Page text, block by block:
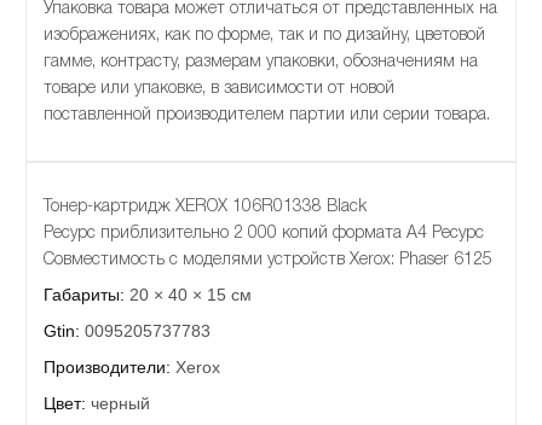
Упаковка товара может отличаться от представленных на
изображениях, как по форме, так и по дизайну, цветовой
гамме, контрасту, размерам упаковки, обозначениям на
товаре или упаковке, в зависимости от новой
поставленной производителем партии или серии товара.
Тонер-картридж XEROX 106R01338 Black
Ресурс приблизительно 2 000 копий формата А4 Ресурс
Совместимость с моделями устройств Xerox: Phaser 6125
Габариты: 20 × 40 × 15 см
Gtin: 0095205737783
Производители: Xerox
Цвет: черный